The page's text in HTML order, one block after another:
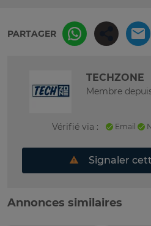
PARTAGER
TECHZONE
Membre
Vérifié via : Email
Signaler
Annonces similaires